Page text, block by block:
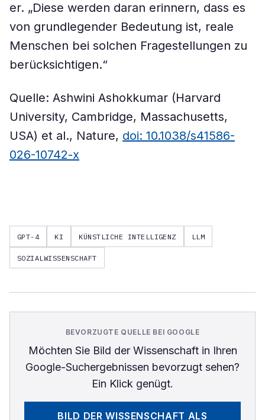
er. „Diese werden daran erinnern, dass es
von grundlegender Bedeutung ist, reale
Menschen bei solchen Fragestellungen zu
berücksichtigen.“
Quelle: Ashwini Ashokkumar (Harvard
University, Cambridge, Massachusetts,
USA) et al., Nature, doi: 10.1038/s41586-
026-10742-x
GPT-4 KI KÜNSTLICHE INTELLIGENZ LLM
SOZIALWISSENSCHAFT
BEVORZUGTE QUELLE BEI GOOGLE
Möchten Sie Bild der Wissenschaftin Ihren
Google-Suchergebnissen bevorzugt sehen?
Ein Klick genügt.
BILD DER WISSENSCHAFT ALS